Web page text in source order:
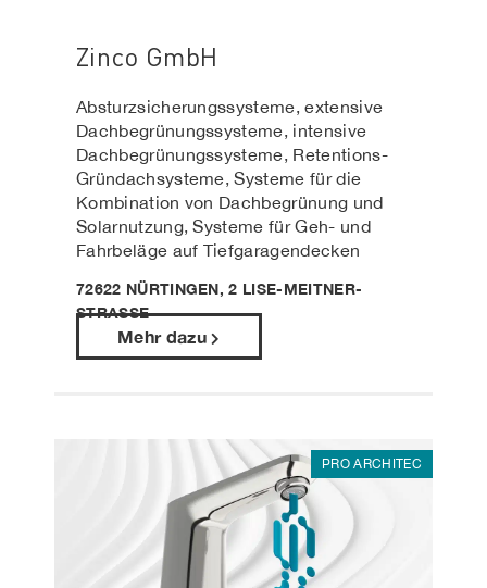
Zinco GmbH
Absturzsicherungssysteme, extensive
Dachbegrünungssysteme, intensive
Dachbegrünungssysteme, Retentions-
Gründachsysteme, Systeme für die
Kombination von Dachbegrünung und
Solarnutzung, Systeme für Geh- und
Fahrbeläge auf Tiefgaragendecken
72622 NÜRTINGEN, 2 LISE-MEITNER-
STRASSE
Mehr dazu
PRO ARCHITEC